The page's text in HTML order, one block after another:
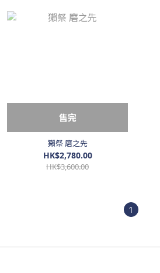
售完
獺祭 磨之先
HK$2,780.00
HK$3,600.00
1